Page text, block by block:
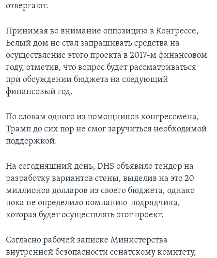
отвергают.
Принимая во внимание оппозицию в Конгрессе,
Белый дом не стал запрашивать средства на
осуществление этого проекта в 2017-м финансовом
году, отметив, что вопрос будет рассматриваться
при обсуждении бюджета на следующий
финансовый год.
По словам одного из помощников конгрессмена,
Трамп до сих пор не смог заручиться необходимой
поддержкой.
На сегодняшний день, DHS объявило тендер на
разработку вариантов стены, выделив на это 20
миллионов долларов из своего бюджета, однако
пока не определило компанию-подрядчика,
которая будет осуществлять этот проект.
Согласно рабочей записке Министерства
внутренней безопасности сенатскому комитету,